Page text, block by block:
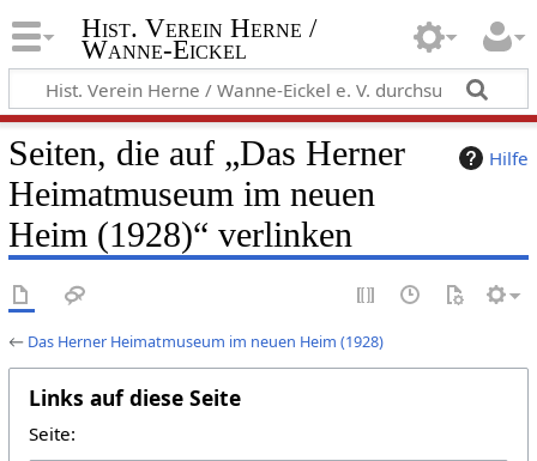
Hist. Verein Herne /
Wanne-Eickel
Hilfe
Seiten, die auf „Das Herner
Heimatmuseum im neuen
Heim (1928)“ verlinken
← Das Herner Heimatmuseum im neuen Heim (1928)
Links auf diese Seite
Seite: